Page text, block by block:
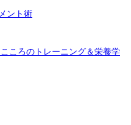
ント術
ころのトレーニング＆栄養学